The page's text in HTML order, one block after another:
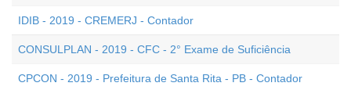
IDIB - 2019 - CREMERJ - Contador
CONSULPLAN - 2019 - CFC - 2° Exame de Suficiência
CPCON - 2019 - Prefeitura de Santa Rita - PB - Contador